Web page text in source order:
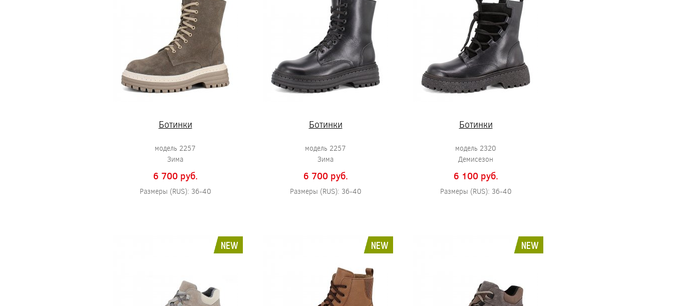
Ботинки
модель 2257
Зима
6 700 pуб.
Размеры (RUS): 36-40
Ботинки
модель 2257
Зима
6 700 pуб.
Размеры (RUS): 36-40
Ботинки
модель 2320
Демисезон
6 100 pуб.
Размеры (RUS): 36-40
NEW NEW NEW